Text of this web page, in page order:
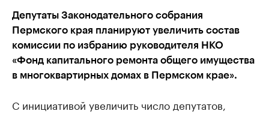
Депутаты Законодательного собрания
Пермского края планируют увеличить состав
комиссии по избранию руководителя НКО
«Фонд капитального ремонта общего имущества
в многоквартирных домах в Пермском крае».
С инициативой увеличить число депутатов,